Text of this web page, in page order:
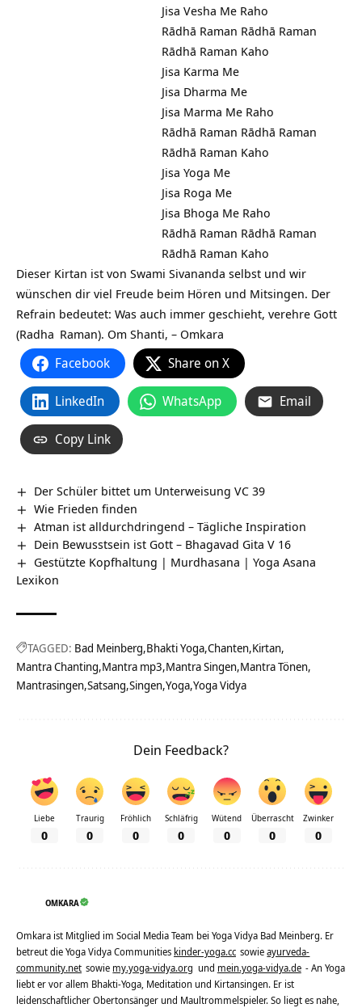
Jisa Vesha Me Raho
Rādhā Raman Rādhā Raman
Rādhā Raman Kaho
Jisa Karma Me
Jisa Dharma Me
Jisa Marma Me Raho
Rādhā Raman Rādhā Raman
Rādhā Raman Kaho
Jisa Yoga Me
Jisa Roga Me
Jisa Bhoga Me Raho
Rādhā Raman Rādhā Raman
Rādhā Raman Kaho
Dieser Kirtan ist von Swami Sivananda selbst und wir
wünschen dir viel Freude beim Hören und Mitsingen. Der
Refrain bedeutet: Was auch immer geschieht, verehre Gott
(Radha Raman). Om Shanti, – Omkara
Facebook Share on X
LinkedIn WhatsApp Email
Copy Link
Der Schüler bittet um Unterweisung VC 39
Wie Frieden finden
Atman ist alldurchdringend – Tägliche Inspiration
Dein Bewusstsein ist Gott – Bhagavad Gita V 16
Gestützte Kopfhaltung | Murdhasana | Yoga Asana
Lexikon
TAGGED: Bad Meinberg Bhakti Yoga Chanten Kirtan
Mantra Chanting Mantra mp3 Mantra Singen Mantra Tönen
Mantrasingen Satsang Singen Yoga Yoga Vidya
Dein Feedback?
Liebe
0
Traurig
0
Fröhlich
0
Schläfrig
0
Wütend
0
Überrascht
0
Zwinker
0
OMKARA
Omkara ist Mitglied im Social Media Team bei Yoga Vidya Bad Meinberg. Er
betreut die Yoga Vidya Communities kinder-yoga.cc sowieayurveda-
community.net sowie my.yoga-vidya.org und mein.yoga-vidya.de - An Yoga
liebt er vor allem Bhakti-Yoga, Meditation und Kirtansingen. Er ist
leidenschaftlicher Obertonsänger und Maultrommelspieler. So liegt es nahe,